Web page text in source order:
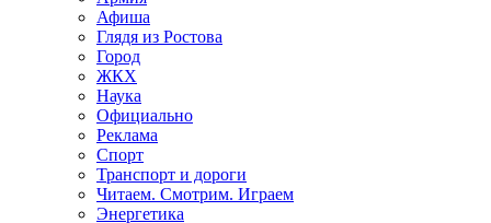
Афиша
Глядя из Ростова
Город
ЖКХ
Наука
Официально
Реклама
Спорт
Транспорт и дороги
Читаем. Смотрим. Играем
Энергетика